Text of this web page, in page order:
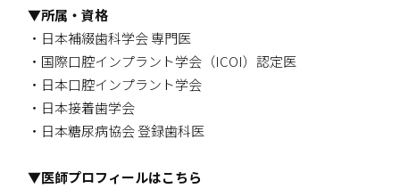
▼所属・資格
・日本補綴歯科学会 専門医
・国際口腔インプラント学会（ICOI）認定医
・日本口腔インプラント学会
・日本接着歯学会
・日本糖尿病協会 登録歯科医
▼医師プロフィールはこちら